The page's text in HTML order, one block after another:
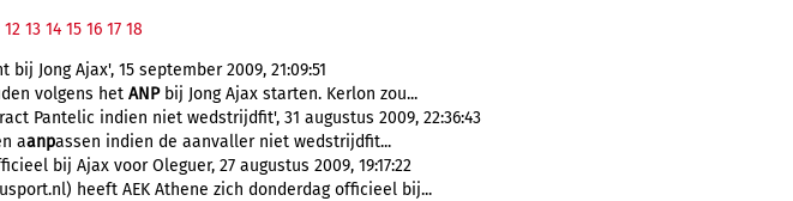
12 13 14 15 16 17 18
Jong Ajax', 15 september 2009, 21:09:51
volgens het ANPbij Jong Ajax starten. Kerlon zou...
Pantelic indien niet wedstrijdfit', 31 augustus 2009, 22:36:43
aanpassen indien de aanvaller niet wedstrijdfit...
bij Ajax voor Oleguer, 27 augustus 2009, 19:17:22
heeft AEK Athene zich donderdag officieel bij...